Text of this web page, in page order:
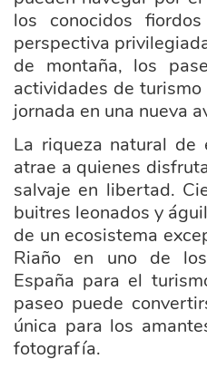
los conocidos
perspectiva
de montaña, los
actividades de
jornada en una nueva
La riqueza natural de
atrae a quienes
salvaje en libertad.
buitres leonados y
de un ecosistema
Riaño en uno de
España para el
paseo puede
única para los
fotografía.